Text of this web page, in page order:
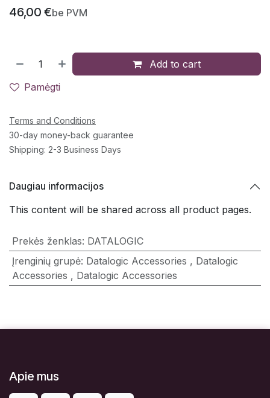
46,00 €be PVM
Add to cart
Pamėgti
Terms and Conditions
30-day money-back guarantee
Shipping: 2-3 Business Days
Daugiau informacijos
This content will be shared across all product pages.
Prekės ženklas: DATALOGIC
Įrenginių grupė: Datalogic Accessories , Datalogic
Accessories , Datalogic Accessories
Apie mus